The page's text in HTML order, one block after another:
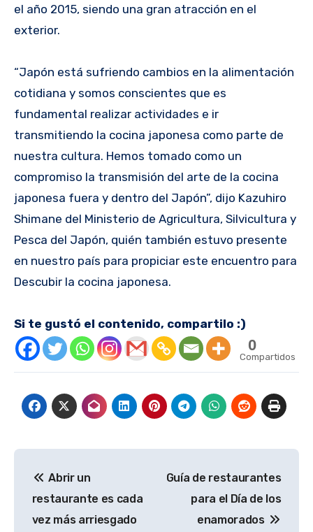
el año 2015, siendo una gran atracción en el
exterior.
“Japón está sufriendo cambios en la alimentación
cotidiana y somos conscientes que es
fundamental realizar actividades e ir
transmitiendo la cocina japonesa como parte de
nuestra cultura. Hemos tomado como un
compromiso la transmisión del arte de la cocina
japonesa fuera y dentro del Japón”, dijo Kazuhiro
Shimane del Ministerio de Agricultura, Silvicultura y
Pesca del Japón, quién también estuvo presente
en nuestro país para propiciar este encuentro para
Descubir la cocina japonesa.
Si te gustó el contenido, compartilo :)
0
Compartidos
de
entradas
Abrir un
restaurante es cada
vez más arriesgado
Guía de restaurantes
para el Día de los
enamorados